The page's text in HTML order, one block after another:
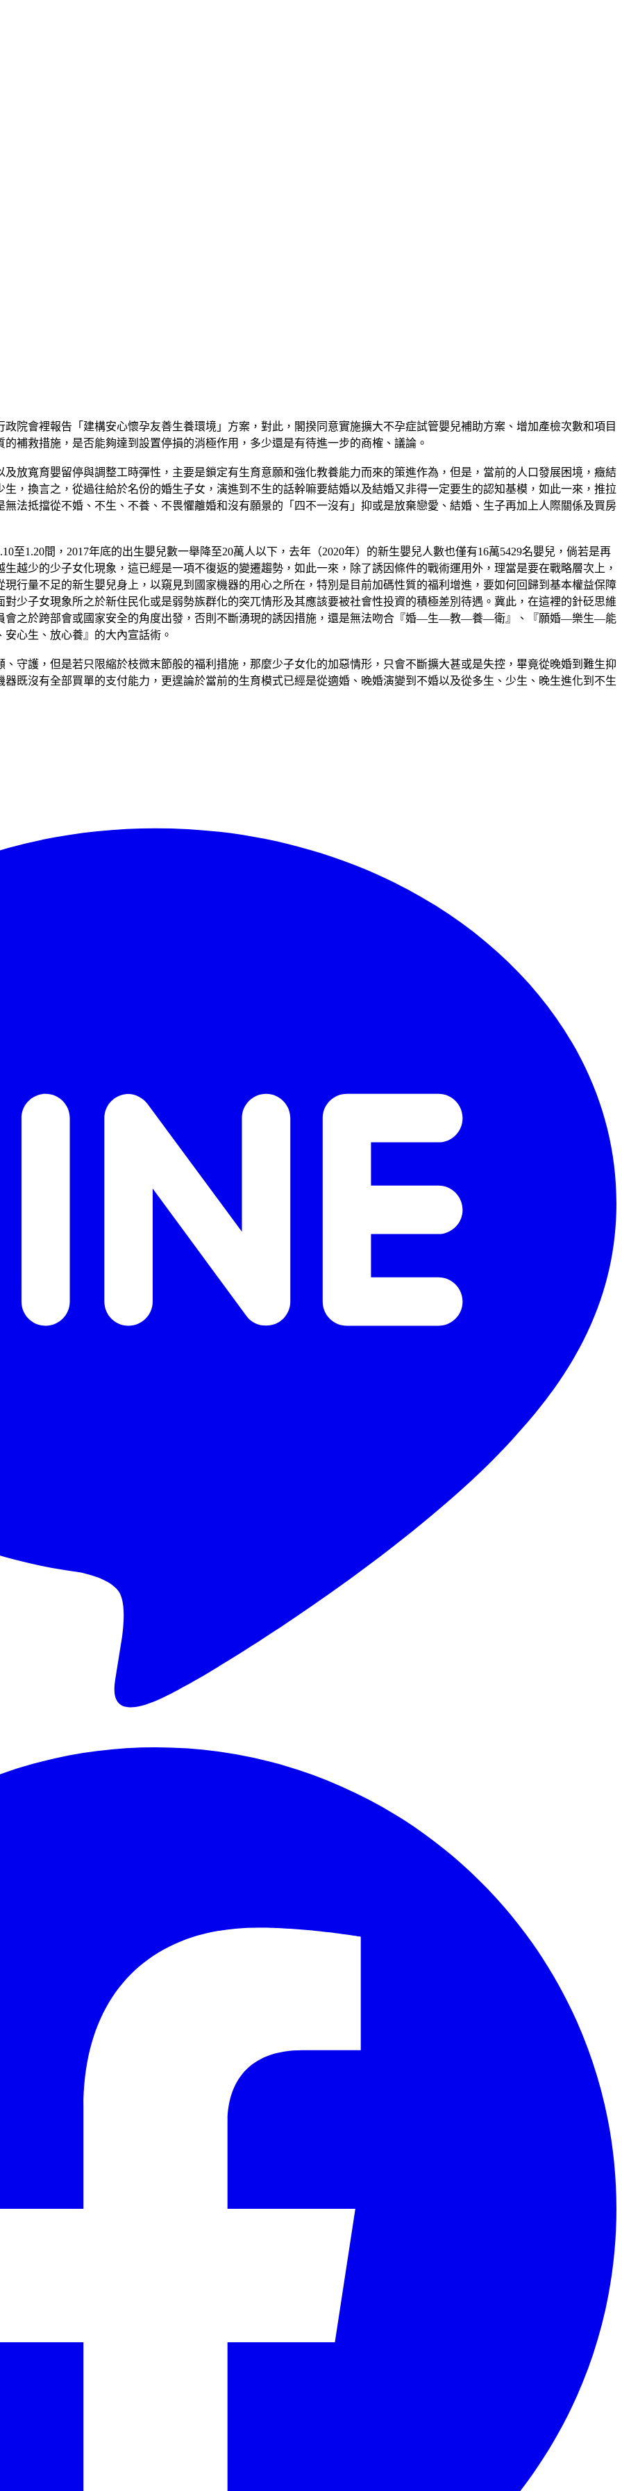
院會裡報告「建構安心懷孕友善生養環境」方案，對此，閣揆同意實施擴大不孕症試管嬰兒補助方案、增加產檢次數和項目
補救措施，是否能夠達到設置停損的消極作用，多少還是有待進一步的商榷、議論。
放寬育嬰留停與調整工時彈性，主要是鎖定有生育意願和強化教養能力而來的策進作為，但是，當前的人口發展困境，癥結
，換言之，從過往給於名份的婚生子女，演進到不生的話幹嘛要結婚以及結婚又非得一定要生的認知基模，如此一來，推拉
法抵擋從不婚、不生、不養、不畏懼離婚和沒有願景的「四不一沒有」抑或是放棄戀愛、結婚、生子再加上人際關係及買房
至1.20間，2017年底的出生嬰兒數一舉降至20萬人以下，去年（2020年）的新生嬰兒人數也僅有16萬5429名嬰兒，倘若是再
越少的少子女化現象，這已經是一項不復返的變遷趨勢，如此一來，除了誘因條件的戰術運用外，理當是要在戰略層次上，
行量不足的新生嬰兒身上，以窺見到國家機器的用心之所在，特別是目前加碼性質的福利增進，要如何回歸到基本權益保障
少子女現象所之於新住民化或是弱勢族群化的突兀情形及其應該要被社會性投資的積極差別待遇。冀此，在這裡的針砭思維
會之於跨部會或國家安全的角度出發，否則不斷湧現的誘因措施，還是無法吻合『婚—生—教—養—衛』、『願婚—樂生—能
心生、放心養』的大內宣話術。
守護，但是若只限縮於枝微末節般的福利措施，那麼少子女化的加惡情形，只會不斷擴大甚或是失控，畢竟從晚婚到難生抑
既沒有全部買單的支付能力，更遑論於當前的生育模式已經是從適婚、晚婚演變到不婚以及從多生、少生、晚生進化到不生